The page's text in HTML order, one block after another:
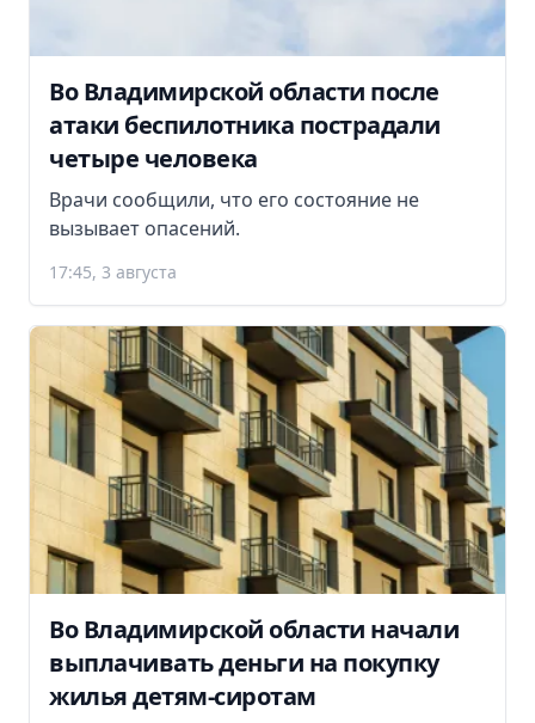
Во Владимирской области после
атаки беспилотника пострадали
четыре человека
Врачи сообщили, что его состояние не
вызывает опасений.
17:45, 3 августа
Во Владимирской области начали
выплачивать деньги на покупку
жилья детям-сиротам